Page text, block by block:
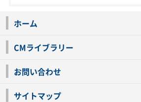
ホーム
CMライブラリー
お問い合わせ
サイトマップ